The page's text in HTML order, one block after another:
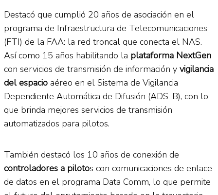
Destacó que cumplió 20 años de asociación en el
programa de Infraestructura de Telecomunicaciones
(FTI) de la FAA: la red troncal que conecta el NAS.
Así como 15 años habilitando la plataforma NextGen
con servicios de transmisión de información y vigilancia
del espacio aéreo en el Sistema de Vigilancia
Dependiente Automática de Difusión (ADS-B), con lo
que brinda mejores servicios de transmisión
automatizados para pilotos.
También destacó los 10 años de conexión de
controladores a pilotos con comunicaciones de enlace
de datos en el programa Data Comm, lo que permite